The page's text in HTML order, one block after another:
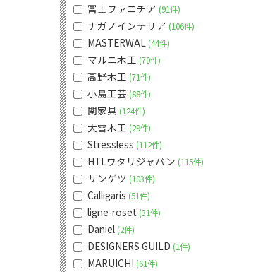
冨士ファニチア 91件
ナガノインテリア 106件
MASTERWAL 44件
マルニ木工 70件
高野木工 71件
小島工芸 88件
関家具 124件
大雪木工 29件
Stressless 112件
HTLワタリジャパン 115件
サンゲツ 103件
Calligaris 51件
ligne-roset 31件
Daniel 2件
DESIGNERS GUILD 1件
MARUICHI 61件